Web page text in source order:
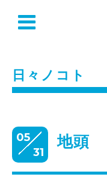
日々ノコト
05
31
地頭